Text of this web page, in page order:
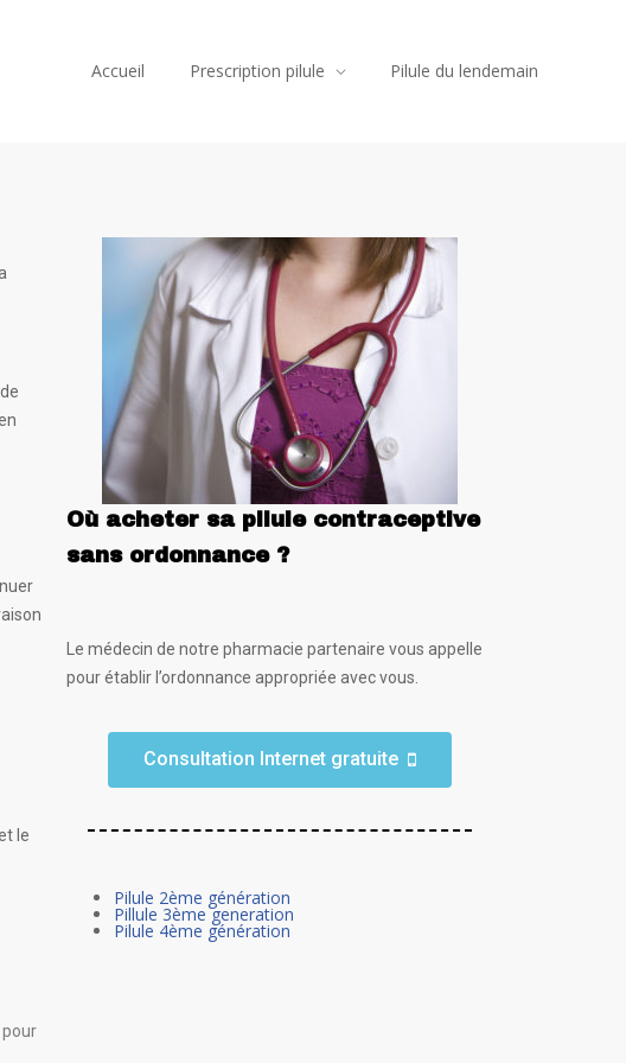
Accueil Prescription pilule Pilule du lendemain
le
Où acheter sa pilule contraceptive
sans ordonnance ?
Le médecin de notre pharmacie partenaire vous appelle
pour établir l’ordonnance appropriée avec vous.
Consultation Internet gratuite
Pilule 2ème génération
Pillule 3ème generation
Pilule 4ème génération